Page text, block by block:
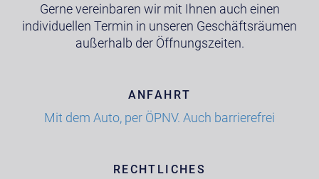
Gerne vereinbaren wir mit Ihnen auch einen
individuellen Termin in unseren Geschäftsräumen
außerhalb der Öffnungszeiten.
ANFAHRT
Mit dem Auto, per ÖPNV. Auch barrierefrei
RECHTLICHES